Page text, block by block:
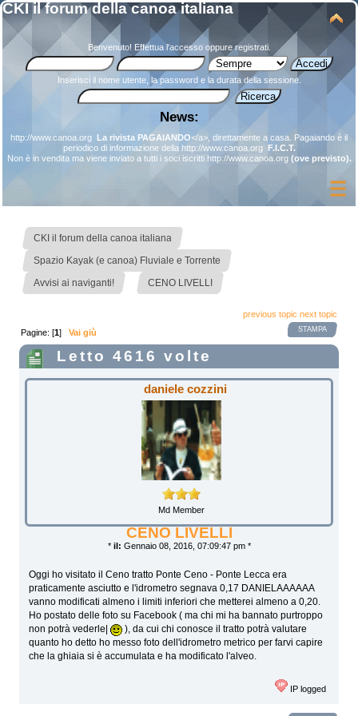
CKI il forum della canoa italiana
Benvenuto! Effettua l'accessooppureregistrati.
Inserisci il nome utente, la password e la durata della sessione.
News:
http://www.canoa.org La rivista PAGAIANDO</a>, direttamente a casa. Pagaiando è il
periodico di informazione della http://www.canoa.org F.I.C.T.
Non è in vendita ma viene inviato a tutti i soci iscritti http://www.canoa.org (ove previsto).
CKI il forum della canoa italiana
Spazio Kayak (e canoa) Fluviale e Torrente
Avvisi ai naviganti! CENO LIVELLI
previous topic next topic
STAMPA
Pagine: [1]Vai giù
Letto 4616 volte
daniele cozzini
Md Member
CENO LIVELLI
* il: Gennaio 08, 2016, 07:09:47 pm *
Oggi ho visitato il Ceno tratto Ponte Ceno - Ponte Lecca era
praticamente asciutto e l'idrometro segnava 0,17 DANIELAAAAAA
vanno modificati almeno i limiti inferiori che metterei almeno a 0,20.
Ho postato delle foto su Facebook ( ma chi mi ha bannato purtroppo
non potrà vederle|
), da cui chi conosce il tratto potrà valutare
quanto ho detto ho messo foto dell'idrometro metrico per farvi capire
che la ghiaia si è accumulata e ha modificato l'alveo.
IP logged